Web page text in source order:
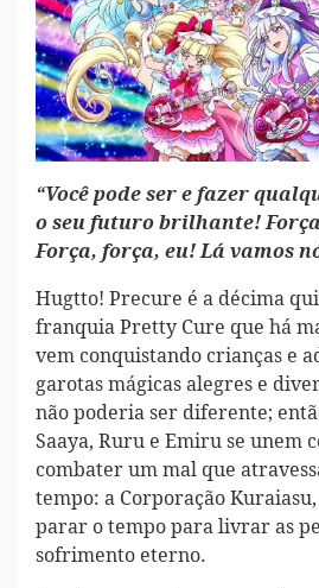
“Você pode ser e fazer
o seu futuro brilhante!
Força, força, eu! Lá vamos
Hugtto! Precure é a décima
franquia Pretty Cure que há
vem conquistando crianças e
garotas mágicas alegres e
não poderia ser diferente;
Saaya, Ruru e Emiru se unem
combater um mal que
tempo: a Corporação
parar o tempo para livrar as
sofrimento eterno.